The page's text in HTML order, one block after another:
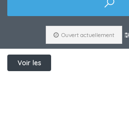
Ouvert actuellement
Voir les